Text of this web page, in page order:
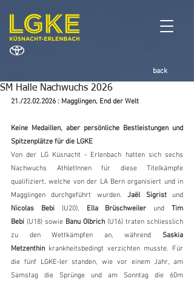
back
SM Halle Nachwuchs 2026
21./22.02.2026 : Magglingen, End der Welt
Keine Medaillen, aber persönliche Bestleistungen und
Spitzenplätze für die LGKE
Von der LG Küsnacht - Erlenbach hatten sich sechs
Nachwuchs AthletInnen für diese Titelkämpfe
qualifiziert, welche von der LA Bern organisiert und in
Magglingen durchgeführt wurden. Jaël Sigrist
Nicolas Bebi (U20), Ella Brüschweiler und Tim
Bebi (U18) sowie Banu Olbrich (U16) traten schliesslich
zu den Wettkämpfen an, während Saskia
Metzenthin krankheitsbedingt verzichten musste. Für
die fünf LGKE-ler standen, wie vor einem Jahr, am
Samstag die Sprünge und am Sonntag die 60m